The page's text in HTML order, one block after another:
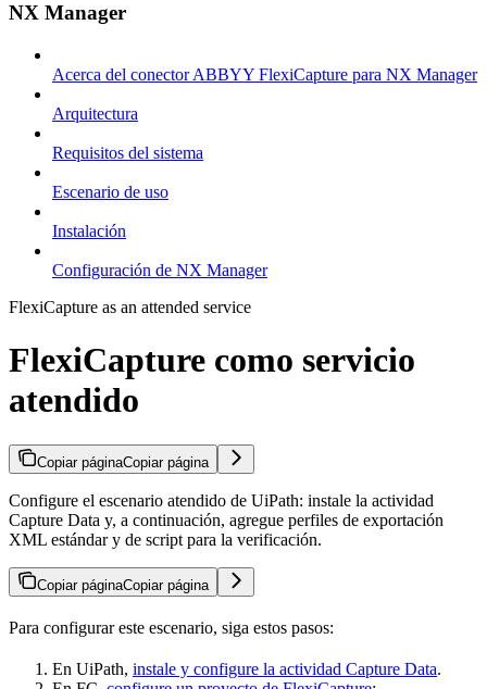
NX Manager
Acerca del conector ABBYY FlexiCapture para NX Manager
Arquitectura
Requisitos del sistema
Escenario de uso
Instalación
Configuración de NX Manager
FlexiCapture as an attended service
FlexiCapture como servicio
atendido
Copiar páginaCopiar página
Configure el escenario atendido de UiPath: instale la actividad
Capture Data y, a continuación, agregue perfiles de exportación
XML estándar y de script para la verificación.
Copiar páginaCopiar página
Para configurar este escenario, siga estos pasos:
En UiPath, instale y configure la actividad Capture Data.